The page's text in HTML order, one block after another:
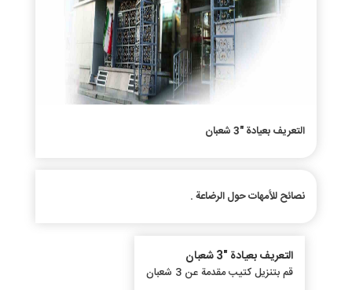
التعريف بعيادة "3 شعبان
نصائح للأمهات حول الرضاعة .
التعريف بعيادة "3 شعبان
قم بتنزيل كتيب مقدمة عن 3 شعبان